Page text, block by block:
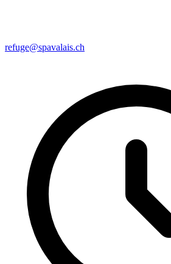
refuge@spavalais.ch